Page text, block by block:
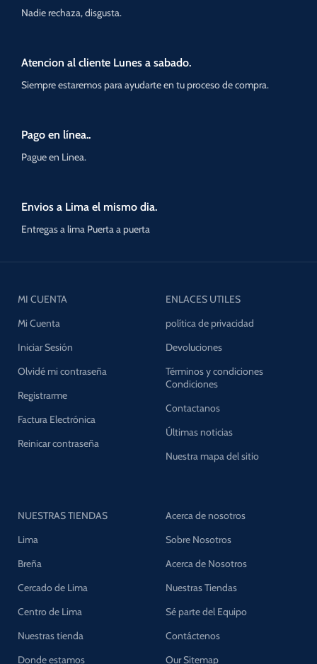
Nadie rechaza, disgusta.
Atencion al cliente Lunes a sabado.
Siempre estaremos para ayudarte en tu proceso de compra.
Pago en línea..
Pague en Linea.
Envios a Lima el mismo dia.
Entregas a lima Puerta a puerta
MI CUENTA
Mi Cuenta
Iniciar Sesión
Olvidé mi contraseña
Registrarme
Factura Electrónica
Reinicar contraseña
ENLACES UTILES
política de privacidad
Devoluciones
Términos y condiciones
Condiciones
Contactanos
Últimas noticias
Nuestra mapa del sitio
NUESTRAS TIENDAS
Lima
Breña
Cercado de Lima
Centro de Lima
Nuestras tienda
Donde estamos
Acerca de nosotros
Sobre Nosotros
Acerca de Nosotros
Nuestras Tiendas
Sé parte del Equipo
Contáctenos
Our Sitemap